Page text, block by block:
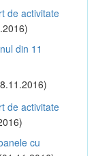
de activitate
din 11
de activitate
cu